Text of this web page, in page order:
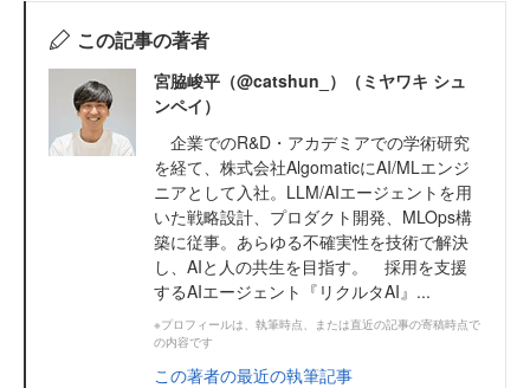
この記事の著者
宮脇峻平（@catshun_）（ミヤワキ シュ
ンペイ）
企業でのR&D・アカデミアでの学術研究
を経て、株式会社AlgomaticにAI/MLエンジ
ニアとして入社。LLM/AIエージェントを用
いた戦略設計、プロダクト開発、MLOps構
築に従事。あらゆる不確実性を技術で解決
し、AIと人の共生を目指す。 採用を支援
するAIエージェント『リクルタAI』...
※プロフィールは、執筆時点、または直近の記事の寄稿時点で
の内容です
この著者の最近の執筆記事